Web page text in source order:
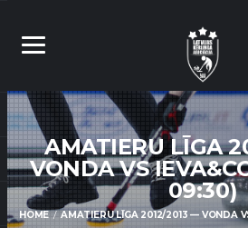
AMATIERU LĪGA
VONDA VS
09:30)
HOME AMATIERU LĪGA 2012/2013 — VONDA